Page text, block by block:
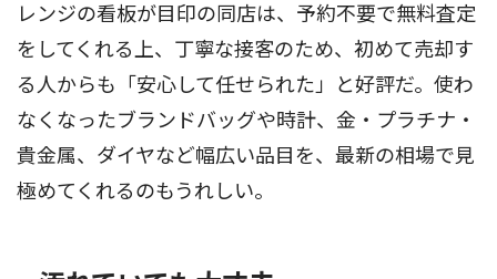
レンジの看板が目印の同店は、予約不要で無料査定
をしてくれる上、丁寧な接客のため、初めて売却す
る人からも「安心して任せられた」と好評だ。使わ
なくなったブランドバッグや時計、金・プラチナ・
貴金属、ダイヤなど幅広い品目を、最新の相場で見
極めてくれるのもうれしい。